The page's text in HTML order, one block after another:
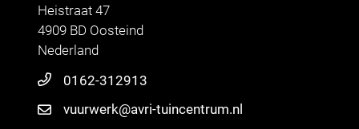
Heistraat 47
4909 BD Oosteind
Nederland
0162-312913
vuurwerk@avri-tuincentrum.nl